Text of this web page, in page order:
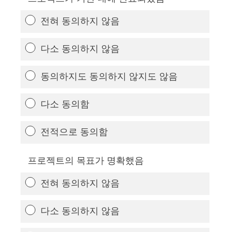
전혀 동의하지 않음
다소 동의하지 않음
동의하지도 동의하지 않지도 않음
다소 동의함
전적으로 동의함
프로젝트의 목표가 명확했음
전혀 동의하지 않음
다소 동의하지 않음